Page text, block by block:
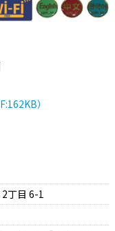
）
丁目 6-1